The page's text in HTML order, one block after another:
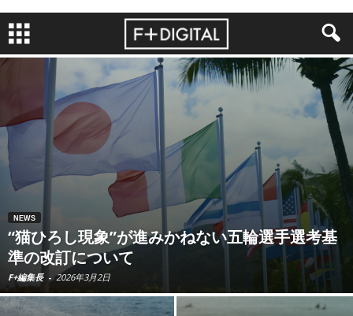
NEWS
“猫ひろし現象”が進みかねない五輪選手選考基
準の改訂について
F+編集長 - 2026年3月2日